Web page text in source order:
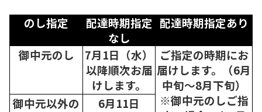
のし指定
配達時期指定
なし
配達時期指定あり
御中元のし
7月1日（水）
以降順次お届
けします。
ご指定の時期にお
届けします。（6月
中旬～8月下旬）
※御中元のしご指
御中元以外の
6月11日